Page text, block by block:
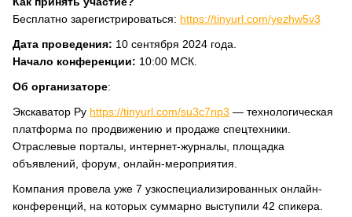
Бесплатно зарегистрироваться: https://tinyurl.com/yezhw5v3
Дата проведения: 10 сентября 2024 года.
Начало конференции: 10:00 МСК.
Об организаторе:
Экскаватор Ру https://tinyurl.com/su3c7np3 — технологическая
платформа по продвижению и продаже спецтехники.
Отраслевые порталы, интернет-журналы, площадка
объявлений, форум, онлайн-мероприятия.
Компания провела уже 7 узкоспециализированных онлайн-
конференций, на которых суммарно выступили 42 спикера.